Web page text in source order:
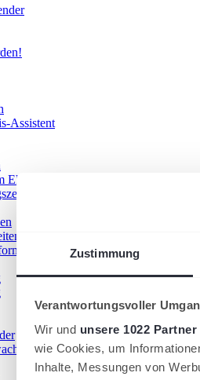
Zustimmung
Verantwortungsvoller
Wir und unsere 1022 Partner
wie Cookies, um
Inhalte, Messungen von
Assistent
Ehrenamt
nutzen